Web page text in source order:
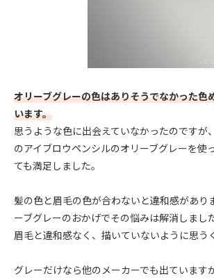
オリーブグレーの色はありそうでなかった色
います。
思うような色に出会えていなかったのですが
のアイブロウペンシルのオリーブグレーを使
ても満足しました。
髪の色と眉毛の色が合わないと違和感があり
ーブグレーのおかげでその悩みは解消しました
眉毛と違和感なく、描いていないように思う
グレーだけなら他のメーカーでも出ています